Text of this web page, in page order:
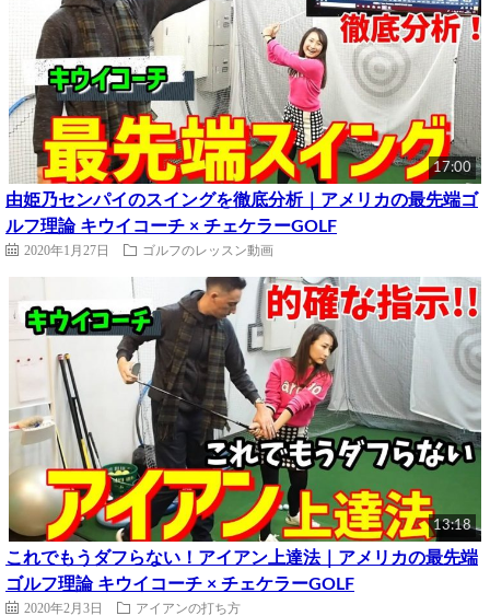
17:00
由姫乃センパイのスイングを徹底分析｜アメリカの最先端ゴ
ルフ理論 キウイコーチ × チェケラーGOLF
2020年1月27日 ゴルフのレッスン動画
13:18
これでもうダフらない！アイアン上達法｜アメリカの最先端
ゴルフ理論 キウイコーチ × チェケラーGOLF
2020年2月3日 アイアンの打ち方